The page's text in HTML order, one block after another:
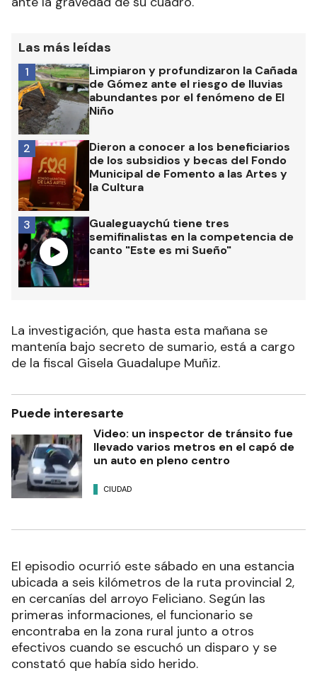
Las más leídas
Limpiaron y profundizaron la Cañada
de Gómez ante el riesgo de lluvias
abundantes por el fenómeno de El
Niño
1
Dieron a conocer a los beneficiarios
de los subsidios y becas del Fondo
Municipal de Fomento a las Artes y
la Cultura
2
Gualeguaychú tiene tres
semifinalistas en la competencia de
canto "Este es mi Sueño"
3
La investigación, que hasta esta mañana se
mantenía bajo secreto de sumario, está a cargo
de la fiscal Gisela Guadalupe Muñiz.
Puede interesarte
Video: un inspector de tránsito fue
llevado varios metros en el capó de
un auto en pleno centro
CIUDAD
El episodio ocurrió este sábado en una estancia
ubicada a seis kilómetros de la ruta provincial 2,
en cercanías del arroyo Feliciano. Según las
primeras informaciones, el funcionario se
encontraba en la zona rural junto a otros
efectivos cuando se escuchó un disparo y se
constató que había sido herido.